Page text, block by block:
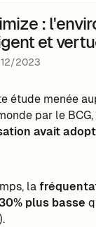
:
et
12/2023
étude menée
par le BCG,
avait
la
plus basse